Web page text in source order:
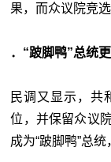
果，而众议院竞
．“跛脚鸭”总统
民调又显示，共
位，并保留众议
成为“跛脚鸭”总